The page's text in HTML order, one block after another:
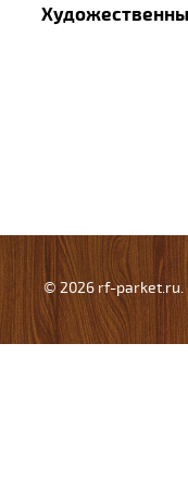
© 2026 rf-parket.ru.